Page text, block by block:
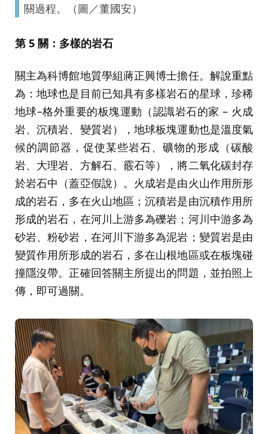
關過程。（圖／董國安）
第 5 關：多樣的岩石
關主為科博館地質學組蔣正興博士擔任。解說重點
為：地球也是目前已知具有多樣岩石的星球，珍稀
地球–格外重要的板塊運動（認識岩石的家 – 火成
岩、沉積岩、變質岩），地球板塊運動也是溫度氣
候的調節器，促使某些岩石、礦物的形成（碳酸
岩、大理岩、方解石、霰石等），將二氧化碳封存
於岩石中（蓋亞假說）。火成岩是由火山作用所形
成的岩石，多在火山地區；沉積岩是由沉積作用所
形成的岩石，在河川上游多為礫岩；河川中游多為
砂岩、粉砂岩，在河川下游多為泥岩；變質岩是由
變質作用所形成的岩石，多在山根地區或在板塊碰
撞隱沒帶。正確回答關主所提出的問題，並拍照上
傳，即可過關。